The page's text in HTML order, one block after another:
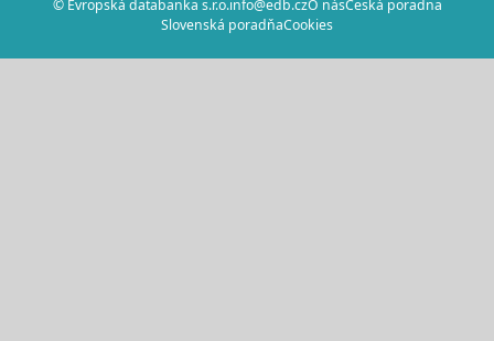
© Evropská databanka s.r.o.info@edb.czO násČeská poradna
Slovenská poradňaCookies